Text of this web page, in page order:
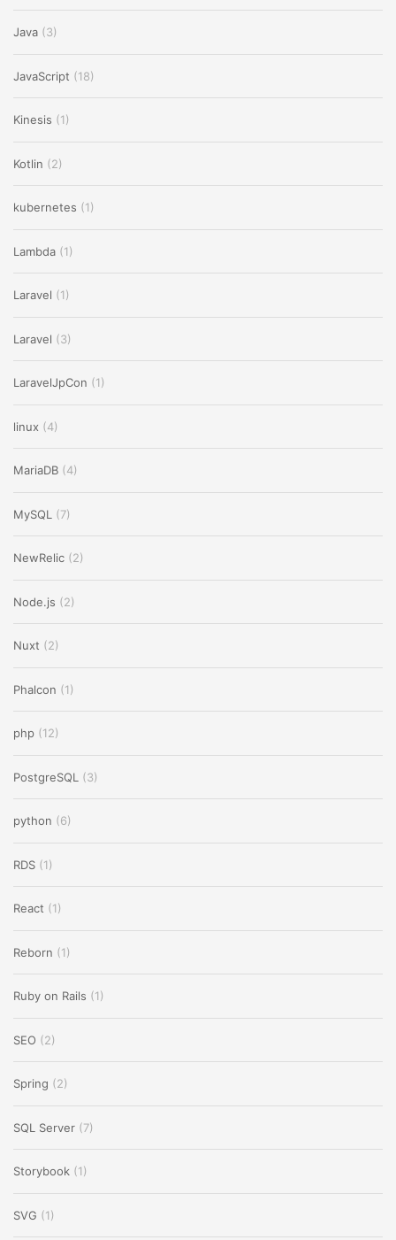
Java (3)
JavaScript (18)
Kinesis (1)
Kotlin (2)
kubernetes (1)
Lambda (1)
Laravel (1)
Laravel (3)
LaravelJpCon (1)
linux (4)
MariaDB (4)
MySQL (7)
NewRelic (2)
Node.js (2)
Nuxt (2)
Phalcon (1)
php (12)
PostgreSQL (3)
python (6)
RDS (1)
React (1)
Reborn (1)
Ruby on Rails (1)
SEO (2)
Spring (2)
SQL Server (7)
Storybook (1)
SVG (1)